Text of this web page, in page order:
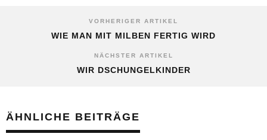
VORHERIGER ARTIKEL
WIE MAN MIT MILBEN FERTIG WIRD
NÄCHSTER ARTIKEL
WIR DSCHUNGELKINDER
ÄHNLICHE BEITRÄGE